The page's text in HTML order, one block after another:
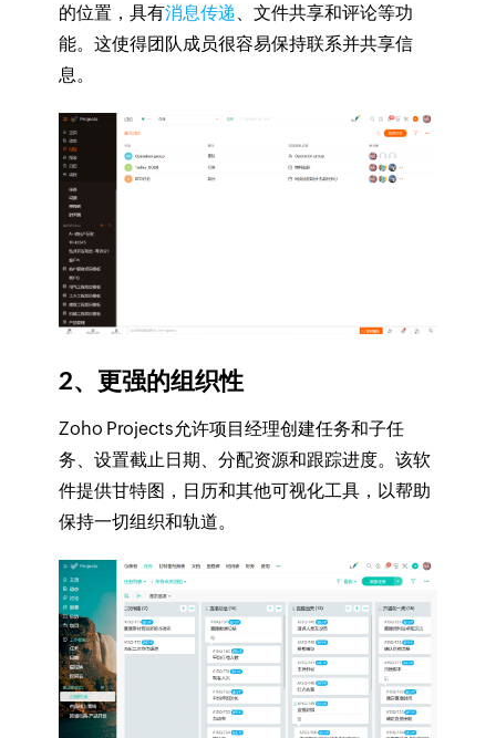
的位置，具有消息传递 、文件共享和评论等功
能。这使得团队成员很容易保持联系并共享信
息。
2、更强的组织性
Zoho Projects允许项目经理创建任务和子任
务、设置截止日期、分配资源和跟踪进度。该软
件提供甘特图，日历和其他可视化工具，以帮助
保持一切组织和轨道。